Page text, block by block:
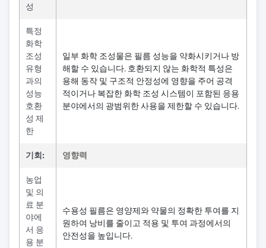
성
특정
화학
조성
유형
과의
성능
호환
성 제
한
일부 화학 조성물은 필름 성능을 약화시키거나 방
해할 수 있습니다. 호환되지 않는 화학적 특성은
용해 동작 및 구조적 안정성에 영향을 주어 공격
적이거나 복잡한 화학 조성 시스템이 포함된 응용
분야에서의 광범위한 사용을 제한할 수 있습니다.
기회: 영향력
농업
및 의
료 분
야에
서 응
용 분
수용성 필름은 영양제와 약물의 정확한 투여를 지
원하여 낭비를 줄이고 적용 및 투여 과정에서의
안전성을 높입니다.